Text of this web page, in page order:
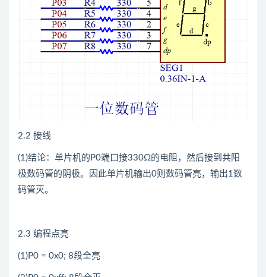
2.2 接线
(1)结论：单片机的P0端口接330Ω的电阻，然后接到共阳
极数码管的阴极。因此单片机输出0则数码管亮，输出1数
码管灭。
2.3 编程点亮
(1)P0 = 0x0; 8段全亮